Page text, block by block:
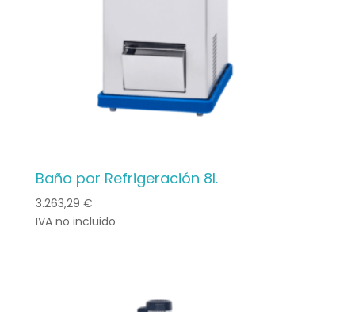
Baño por Refrigeración 8l.
3.263,29 €
IVA no incluido